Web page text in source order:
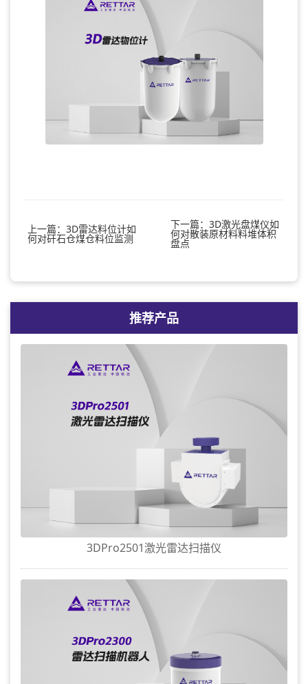
上一篇：3D雷达料位计如
何对矸石仓煤仓料位监测
下一篇：3D激光盘煤仪如
何对散装原材料料堆体积
盘点
推荐产品
3DPro2501激光雷达扫描仪